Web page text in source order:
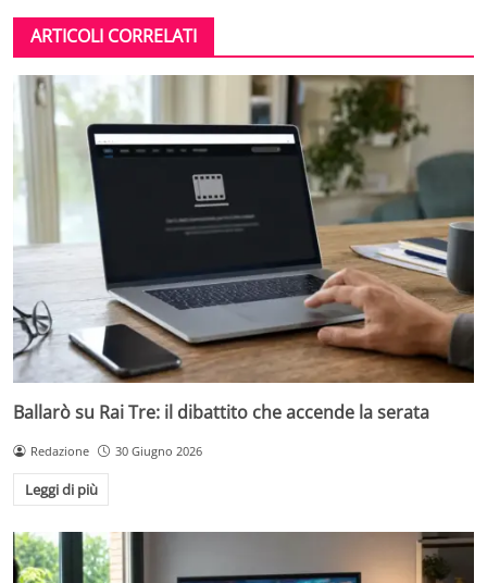
ARTICOLI CORRELATI
Ballarò su Rai Tre: il dibattito che accende la serata
Redazione 30 Giugno 2026
Leggi di più